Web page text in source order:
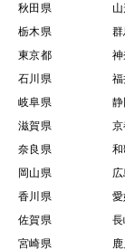
秋田県
栃木県
東京都
石川県
岐阜県
滋賀県
奈良県
岡山県
香川県
佐賀県
宮崎県